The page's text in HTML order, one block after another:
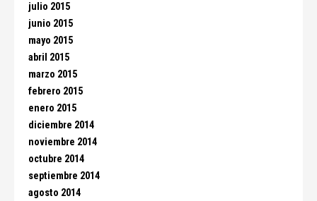
julio 2015
junio 2015
mayo 2015
abril 2015
marzo 2015
febrero 2015
enero 2015
diciembre 2014
noviembre 2014
octubre 2014
septiembre 2014
agosto 2014